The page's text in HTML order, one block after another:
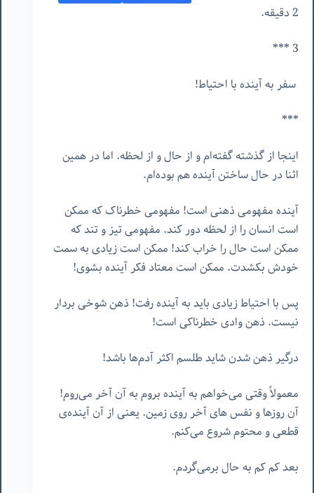
2 دقیقه.
3 ***
سفر به آینده با احتیاط!
***
اینجا از گذشته گفته‌ام و از حال و از لحظه. اما در همین
اثنا در حال ساختن آینده هم بوده‌ام.
آینده مفهومی ذهنی است! مفهومی خطرناک که ممکن
است انسان را از لحظه دور کند. مفهومی تیز و تند که
ممکن است حال را خراب کند! ممکن است زیادی به سمت
خودش بکشدت. ممکن است معتاد فکر آینده بشوی!
پس با احتیاط زیادی باید به آینده رفت! ذهن شوخی بردار
نیست. ذهن وادی خطرناکی است!
درگیر ذهن شدن شاید طلسم اکثر آدم‌ها باشد!
معمولاً وقتی می‌خواهم به آینده بروم به آن آخر می‌روم!
آن روزها و نفس های آخر روی زمین. یعنی از آن آینده‌ی
قطعی و محتوم شروع می‌کنم.
بعد کم کم به حال برمی‌گردم.